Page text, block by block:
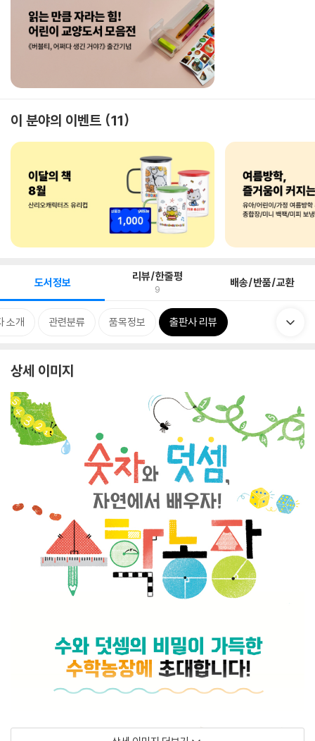
이 분야의 이벤트 11
도서정보 리뷰/한줄평
9 배송/반품/교환
소개 관련분류 품목정보 출판사 리뷰
상세 이미지